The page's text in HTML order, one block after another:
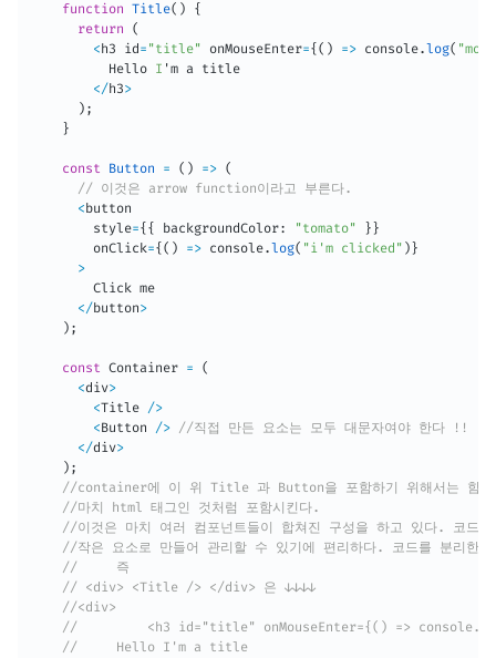
function Title( )
{
return
(
< h3 id = "title" onMouseEnter={ ( ) => console.log(
          Hello
I 'm a title
</h3>
) ;
}
const Button = ( ) => (
// 이것은 arrow function이라고 부른다.
< button
        style
={ { backgroundColor: "tomato" } }
        onClick
={ ( ) => console.log( "i'm clicked" ) }
>
        Click me
</button>
) ;
const Container =
(
<div>
<Title />
<Button /> //직접 만든 요소는 모두 대문자여야 한다 !!
</div>
) ;
//container에 이 위 Title 과 Button을 포함하기 위해서는 함수
//마치 html 태그인 것처럼 포함시킨다.
//이것은 마치 여러 컴포넌트들이 합쳐진 구성을 하고 있다. 코드
//작은 요소로 만들어 관리할 수 있기에 편리하다. 코드를 분리한
//     즉
// <div> <Title /> </div> 은 ↓↓↓↓
//<div>
//         <h3 id="title" onMouseEnter={() =>
//     Hello I'm a title